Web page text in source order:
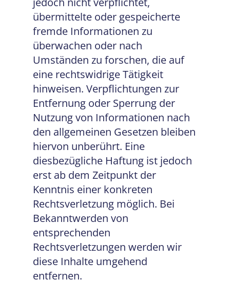
übermittelte oder gespeicherte
fremde Informationen zu
überwachen oder nach
Umständen zu forschen, die auf
eine rechtswidrige Tätigkeit
hinweisen. Verpflichtungen zur
Entfernung oder Sperrung der
Nutzung von Informationen nach
den allgemeinen Gesetzen bleiben
hiervon unberührt. Eine
diesbezügliche Haftung ist jedoch
erst ab dem Zeitpunkt der
Kenntnis einer konkreten
Rechtsverletzung möglich. Bei
Bekanntwerden von
entsprechenden
Rechtsverletzungen werden wir
diese Inhalte umgehend
entfernen.